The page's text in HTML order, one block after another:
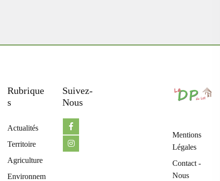
Rubrique
S
Actualités
Territoire
Agriculture
Environnem
Suivez-
Nous
Mentions
Légales
Contact -
Nous